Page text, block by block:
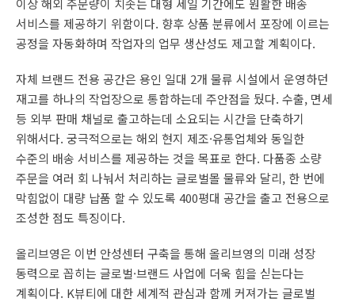
이상 해외 주문량이 치솟는 대형 세일 기간에도 원활한 배송
서비스를 제공하기 위함이다. 향후 상품 분류에서 포장에 이르는
공정을 자동화하며 작업자의 업무 생산성도 제고할 계획이다.
자체 브랜드 전용 공간은 용인 일대 2개 물류 시설에서 운영하던
재고를 하나의 작업장으로 통합하는데 주안점을 뒀다. 수출, 면세
등 외부 판매 채널로 출고하는데 소요되는 시간을 단축하기
위해서다. 궁극적으로는 해외 현지 제조·유통업체와 동일한
수준의 배송 서비스를 제공하는 것을 목표로 한다. 다품종 소량
주문을 여러 회 나눠서 처리하는 글로벌몰 물류와 달리, 한 번에
막힘없이 대량 납품 할 수 있도록 400평대 공간을 출고 전용으로
조성한 점도 특징이다.
올리브영은 이번 안성센터 구축을 통해 올리브영의 미래 성장
동력으로 꼽히는 글로벌·브랜드 사업에 더욱 힘을 싣는다는
계획이다. K뷰티에 대한 세계적 관심과 함께 커져가는 글로벌